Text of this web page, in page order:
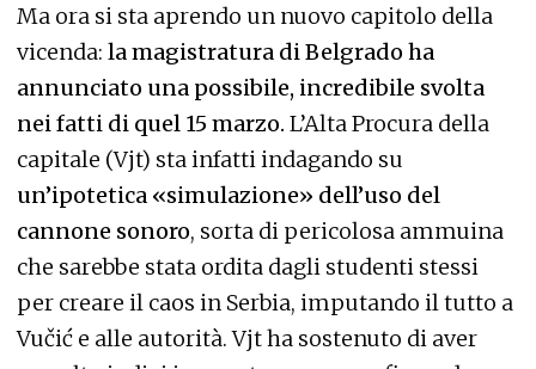
Ma ora si sta aprendo un nuovo capitolo della
vicenda: la magistratura di Belgrado ha
annunciato una possibile, incredibile svolta
nei fatti di quel 15 marzo. L’Alta Procura della
capitale (Vjt) sta infatti indagando su
un’ipotetica «simulazione» dell’uso del
cannone sonoro, sorta di pericolosa ammuina
che sarebbe stata ordita dagli studenti stessi
per creare il caos in Serbia, imputando il tutto a
Vučić e alle autorità. Vjt ha sostenuto di aver